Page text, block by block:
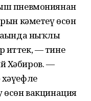
пневмониянан
кәметеү өсөн
ныҡлы
иттек, — тине
Хәбиров. —
вакцинация